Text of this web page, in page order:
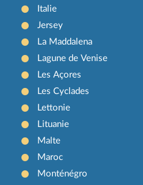
Italie
Jersey
La Maddalena
Lagune de Venise
Les Açores
Les Cyclades
Lettonie
Lituanie
Malte
Maroc
Monténégro